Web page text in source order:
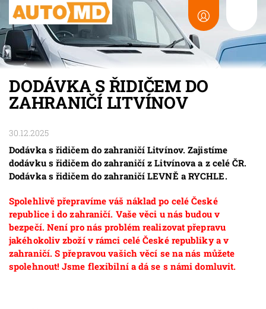
DODÁVKA S ŘIDIČEM DO
ZAHRANIČÍ LITVÍNOV
30.12.2025
Dodávka s řidičem do zahraničí Litvínov. Zajistíme
dodávku s řidičem do zahraničí z Litvínova a z celé ČR.
Dodávka s řidičem do zahraničí LEVNĚ a RYCHLE.
Spolehlivě přepravíme váš náklad po celé České
republice i do zahraničí. Vaše věci u nás budou v
bezpečí. Není pro nás problém realizovat přepravu
jakéhokoliv zboží v rámci celé České republiky a v
zahraničí. S přepravou vašich věcí se na nás můžete
spolehnout! Jsme flexibilní a dá se s námi domluvit.